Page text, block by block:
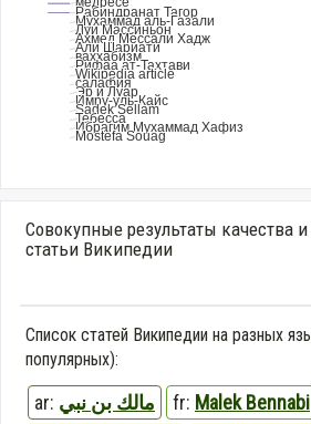
Совокупные результаты качества
статьи Википедии
Список статей Википедии на разных
популярных):
ar: مالك بن نبي fr: Malek Bennabi